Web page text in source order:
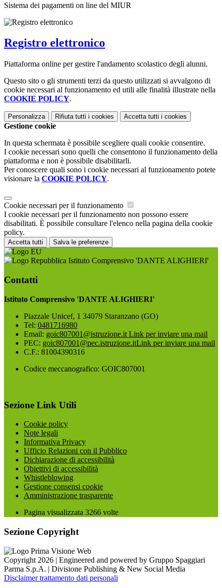
Sistema dei pagamenti on line del MIUR
Registro elettronico
Piattaforma online per gestire l'andamento scolastico degli alunni.
Questo sito o gli strumenti terzi da questo utilizzati si avvalgono di
cookie necessari al funzionamento ed utili alle finalità illustrate nella
COOKIE POLICY.
Personalizza Rifiuta tutti i cookies Accetta tutti i cookies
Gestione cookie
In questa schermata è possibile scegliere quali cookie consentire.
I cookie necessari sono quelli che consentono il funzionamento della
piattaforma e non è possibile disabilitarli.
Per conoscere quali sono i cookie necessari al funzionamento potete
visionare la COOKIE POLICY.
Cookie necessari per il funzionamento
I cookie necessari per il funzionamento non possono essere
disabilitati. È possibile consultare l'elenco nella pagina della cookie
policy.
Accetta tutti Salva le preferenze
Istituto Comprensivo 'DANTE ALIGHIERI'
Contatti
Istituto Comprensivo 'DANTE ALIGHIERI'
Piazzale Unicef, 1 34079 Staranzano (GO)
Tel: 0481716980
Email: goic807001@istruzione.it Link per inviare una mail
PEC: goic807001@pec.istruzione.itLink per inviare una mail
C.F.: 81004390316
Codice meccanografico: GOIC807001
Sezione Link Utili
Cookie policy
Note legali
Informativa Privacy
Ufficio Relazioni con il Pubblico
Dichiarazione di accessibilità
Obiettivi di accessibilità
Whistleblowing
Gestione consensi cookie
Amministrazione trasparente
Pagina visualizzata 3266 volte
Sezione Copyright
Copyright 2026 | Engineered and powered by Gruppo Spaggiari
Parma S.p.A. | Divisione Publishing & New Social Media
Disclaimer trattamento dati personali